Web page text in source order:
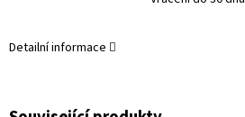
Detailní informace